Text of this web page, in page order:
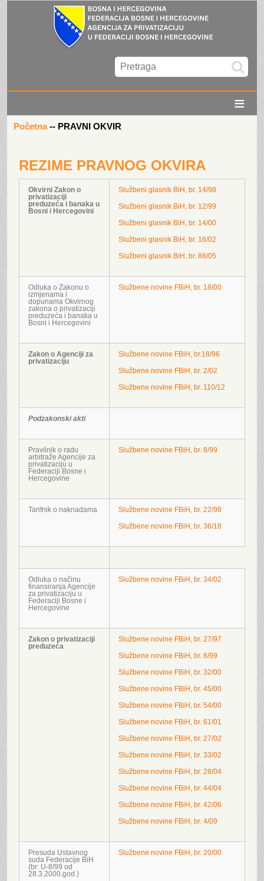
≡
Početna -- PRAVNI OKVIR
REZIME PRAVNOG OKVIRA
Okvirni Zakon o
privatizaciji
preduzeća i banaka u
Bosni i Hercegovini
Službeni glasnik BiH, br. 14/98
Službeni glasnik BiH, br. 12/99
Službeni glasnik BiH, br. 14/00
Službeni glasnik BiH, br. 16/02
Službeni glasnik BiH, br. 88/05
Odluka o Zakonu o
izmjenama i
dopunama Okvirnog
zakona o privatizaciji
preduzeća i banaka u
Bosni i Hercegovini
Službene novine FBiH, br. 18/00
Zakon o Agenciji za
privatizaciju
Službene novine FBiH, br.18/96
Službene novine FBiH, br. 2/02
Službene novine FBiH, br. 110/12
Podzakonski akti
Pravilnik o radu
arbitraže Agencije za
privatizaciju u
Federaciji Bosne i
Hercegovine
Službene novine FBiH, br. 8/99
Tarifnik o naknadama
Službene novine FBiH, br. 22/98
Službene novine FBiH, br. 36/18
Odluka o načinu
finansiranja Agencije
za privatizaciju u
Federaciji Bosne i
Hercegovine
Službene novine FBiH, br. 34/02
Zakon o privatizaciji
preduzeća
Službene novine FBiH, br. 27/97
Službene novine FBiH, br. 8/99
Službene novine FBiH, br. 32/00
Službene novine FBiH, br. 45/00
Službene novine FBiH, br. 54/00
Službene novine FBiH, br. 61/01
Službene novine FBiH, br. 27/02
Službene novine FBiH, br. 33/02
Službene novine FBiH, br. 28/04
Službene novine FBiH, br. 44/04
Službene novine FBiH, br. 42/06
Službene novine FBiH, br. 4/09
Presuda Ustavnog
suda Federacije BiH
(br: U-8/99 od
28.3.2000.god.)
Službene novine FBiH, br. 20/00